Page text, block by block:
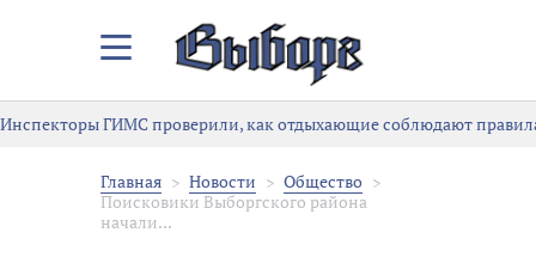
Закрыть/
меню
Инспекторы ГИМС проверили, как отдыхающие соблюдают
Главная Новости
Общество
Поисковики Выборгского района
начали...